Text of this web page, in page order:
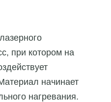
при котором на
начинает
нагревания.